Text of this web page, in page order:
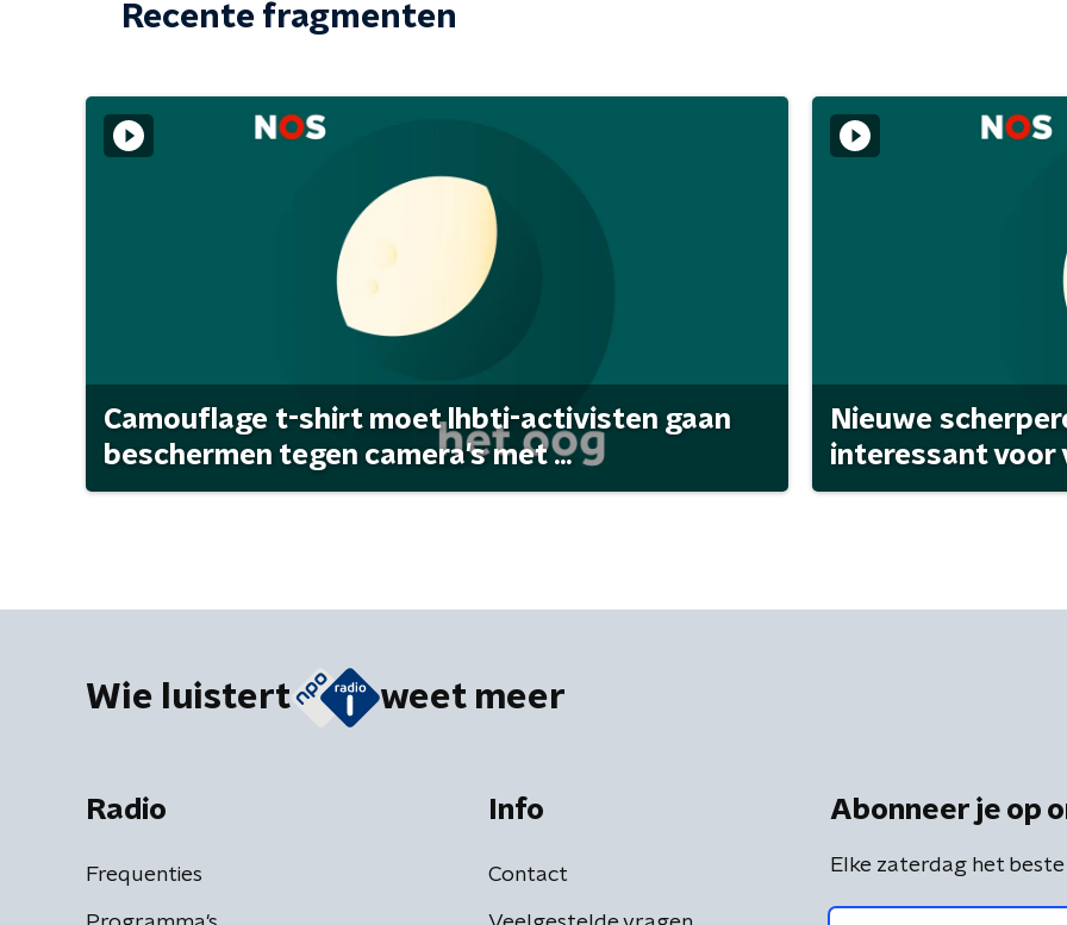
Recente fragmenten
Camouflage t-shirt moet lhbti-activisten gaan
beschermen tegen camera's met ...
Nieuwe
interessant voor
Wie luistert weet meer
Radio
Frequenties
Info
Contact
Abonneer je op
Elke zaterdag het beste